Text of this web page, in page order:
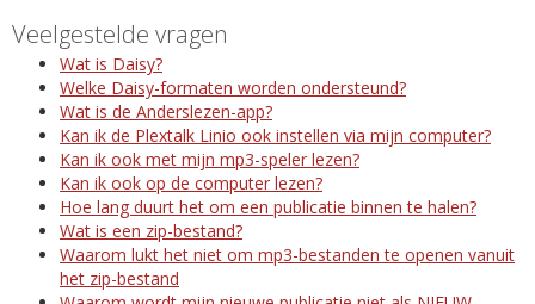
Veelgestelde vragen
Wat is Daisy?
Welke Daisy-formaten worden ondersteund?
Wat is de Anderslezen-app?
Kan ik de Plextalk Linio ook instellen via mijn computer?
Kan ik ook met mijn mp3-speler lezen?
Kan ik ook op de computer lezen?
Hoe lang duurt het om een publicatie binnen te halen?
Wat is een zip-bestand?
Waarom lukt het niet om mp3-bestanden te openen vanuit
het zip-bestand